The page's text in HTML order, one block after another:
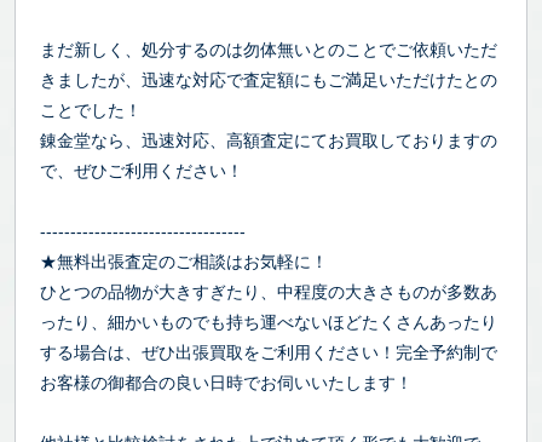
まだ新しく、処分するのは勿体無いとのことでご依頼いただ
きましたが、迅速な対応で査定額にもご満足いただけたとの
ことでした！
錬金堂なら、迅速対応、高額査定にてお買取しておりますの
で、ぜひご利用ください！
----------------------------------
★無料出張査定のご相談はお気軽に！
ひとつの品物が大きすぎたり、中程度の大きさものが多数あ
ったり、細かいものでも持ち運べないほどたくさんあったり
する場合は、ぜひ出張買取をご利用ください！完全予約制で
お客様の御都合の良い日時でお伺いいたします！